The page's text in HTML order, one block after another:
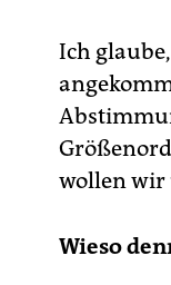
Ich
wollen wir
Wieso